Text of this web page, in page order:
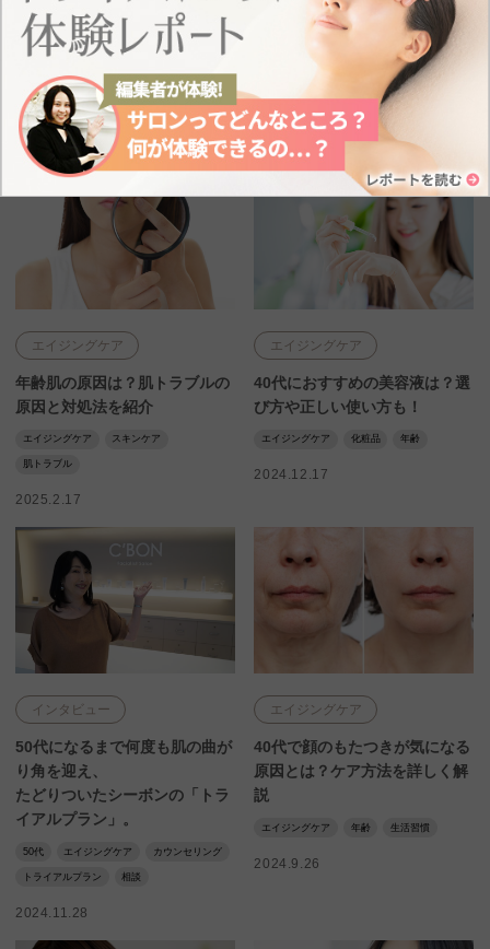
顔の特徴や効果的な肌ケア方法
も紹介
エイジングケア クマ シワ 保湿
化粧品
2025.3.12
は？肌の特徴や選び方も解説
クレンジング
自分に合った化粧品
2025.2.17
エイジングケア
年齢肌の原因は？肌トラブルの
原因と対処法を紹介
エイジングケア スキンケア
肌トラブル
2025.2.17
エイジングケア
40代におすすめの美容液は？選
び方や正しい使い方も！
エイジングケア 化粧品 年齢
2024.12.17
インタビュー
50代になるまで何度も肌の曲が
り角を迎え、
たどりついたシーボンの「トラ
イアルプラン」。
50代 エイジングケア カウンセリング
トライアルプラン 相談
2024.11.28
エイジングケア
40代で顔のもたつきが気になる
原因とは？ケア方法を詳しく解
説
エイジングケア 年齢 生活習慣
2024.9.26